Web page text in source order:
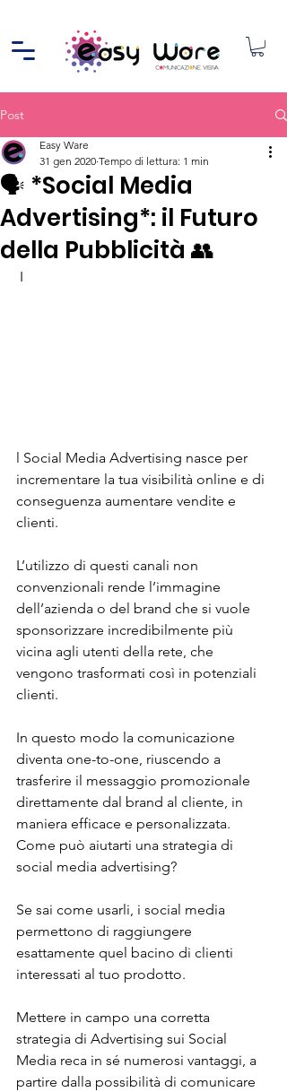
Post
🗣 *Social Media
Advertising*: il Futuro
della Pubblicità 👥
Easy Ware
31 gen 2020 Tempo di lettura: 1 min
I
l Social Media Advertising nasce per
incrementare la tua visibilità online e di
conseguenza aumentare vendite e
clienti.
L’utilizzo di questi canali non
convenzionali rende l’immagine
dell’azienda o del brand che si vuole
sponsorizzare incredibilmente più
vicina agli utenti della rete, che
vengono trasformati così in potenziali
clienti.
In questo modo la comunicazione
diventa one-to-one, riuscendo a
trasferire il messaggio promozionale
direttamente dal brand al cliente, in
maniera efficace e personalizzata.
Come può aiutarti una strategia di
social media advertising?
Se sai come usarli, i social media
permettono di raggiungere
esattamente quel bacino di clienti
interessati al tuo prodotto.
Mettere in campo una corretta
strategia di Advertising sui Social
Media reca in sé numerosi vantaggi, a
partire dalla possibilità di comunicare